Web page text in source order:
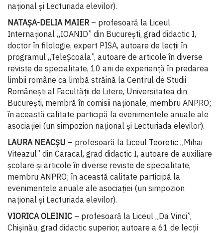
național și Lecturiada elevilor).
NATAȘA-DELIA MAIER – profesoară la Liceul
Internațional „IOANID” din București, grad didactic I,
doctor în filologie, expert PISA, autoare de lecții în
programul „TeleȘcoala”, autoare de articole în diverse
reviste de specialitate, 10 ani de experiență în predarea
limbii române ca limbă străină la Centrul de Studii
Românești al Facultății de Litere, Universitatea din
București, membră în comisii naționale, membru ANPRO;
în această calitate participă la evenimentele anuale ale
asociației (un simpozion național și Lecturiada elevilor).
LAURA NEACȘU – profesoară la Liceul Teoretic „Mihai
Viteazul” din Caracal, grad didactic I, autoare de auxiliare
școlare și articole în diverse reviste de specialitate,
membru ANPRO; în această calitate participă la
evenimentele anuale ale asociației (un simpozion
național și Lecturiada elevilor).
VIORICA OLEINIC – profesoară la Liceul „Da Vinci”,
Chișinău, grad didactic superior, autoare a 61 de lecții